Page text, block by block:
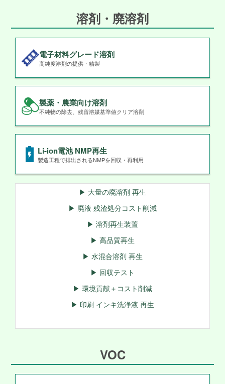
溶剤・廃溶剤
電子材料グレード溶剤
高純度溶剤の提供・精製
製薬・農業向け溶剤
不純物の除去、残留溶媒基準値クリア溶剤
Li-ion電池 NMP再生
製造工程で排出されるNMPを回収・再利用
▶ 大量の廃溶剤 再生
▶ 廃液 残渣処分コスト削減
▶ 溶剤再生装置
▶ 高品質再生
▶ 水混合溶剤 再生
▶ 回収テスト
▶ 環境貢献＋コスト削減
▶ 印刷 インキ洗浄液 再生
VOC